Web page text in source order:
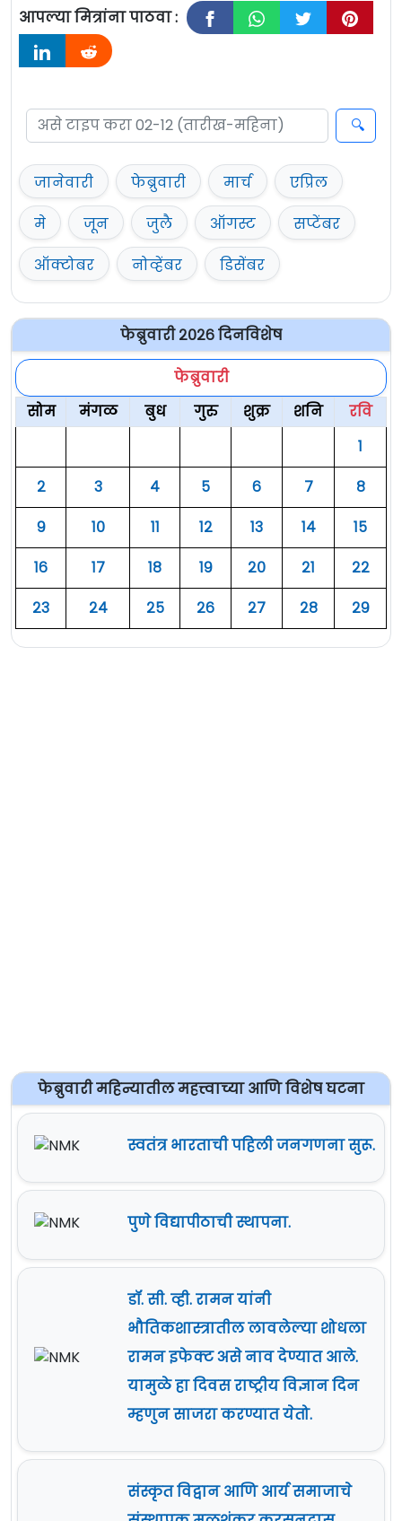
आपल्या मित्रांना पाठवा :
जानेवारी फेब्रुवारी मार्च
एप्रिल
मे
जून जुलै ऑगस्ट
सप्टेंबर
ऑक्टोबर
नोव्हेंबर डिसेंबर
फेब्रुवारी २०२६ दिनविशेष
फेब्रुवारी
सोम
मंगळ बुध गुरु शुक्र शनि
रवि
१
२
३ ४ ५ ६ ७
८
९
१० ११ १२ १३ १४
१५
१६
१७ १८ १९ २० २१
२२
२३
२४ २५ २६ २७ २८ २९
फेब्रुवारी महिन्यातील महत्त्वाच्या आणि विशेष घटना
स्वतंत्र भारताची पहिली जनगणना सुरू.
पुणे विद्यापीठाची स्थापना.
डॉ. सी. व्ही. रामन यांनी
भौतिकशास्त्रातील लावलेल्या शोधला
रामन इफेक्ट असे नाव देण्यात आले.
यामुळे हा दिवस राष्ट्रीय विज्ञान दिन
म्हणुन साजरा करण्यात येतो.
संस्कृत विद्वान आणि आर्य समाजाचे